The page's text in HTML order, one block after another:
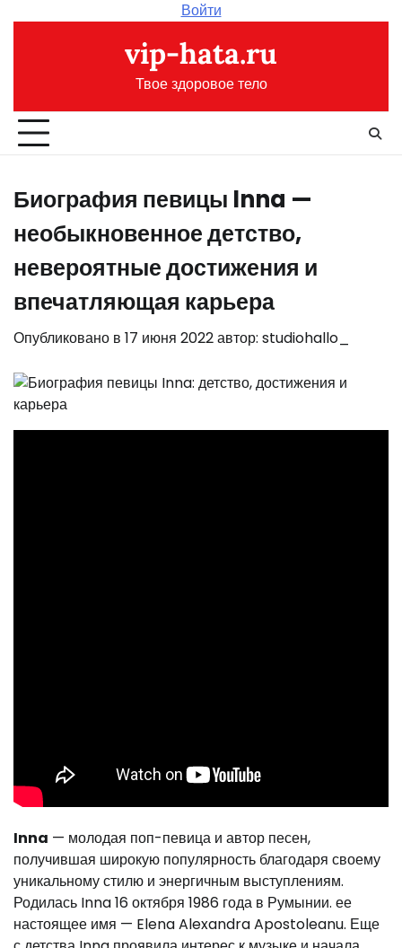
Войти
vip-hata.ru
Твое здоровое тело
Биография певицы Inna —
необыкновенное детство,
невероятные достижения и
впечатляющая карьера
Опубликовано в 17 июня 2022автор: studiohallo_
Inna — молодая поп-певица и автор песен,
получившая широкую популярность благодаря своему
уникальному стилю и энергичным выступлениям.
Родилась Inna 16 октября 1986 года в Румынии. ее
настоящее имя — Elena Alexandra Apostoleanu. Еще